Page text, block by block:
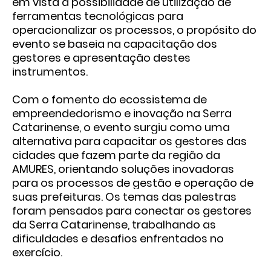
ferramentas tecnológicas para
operacionalizar os processos, o propósito do
evento se baseia na capacitação dos
gestores e apresentação destes
instrumentos.
Com o fomento do ecossistema de
empreendedorismo e inovação na Serra
Catarinense, o evento surgiu como uma
alternativa para capacitar os gestores das
cidades que fazem parte da região da
AMURES, orientando soluções inovadoras
para os processos de gestão e operação de
suas prefeituras. Os temas das palestras
foram pensados para conectar os gestores
da Serra Catarinense, trabalhando as
dificuldades e desafios enfrentados no
exercício.